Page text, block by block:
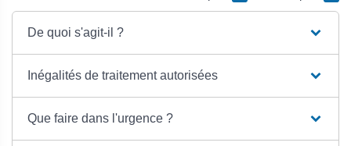
De quoi s'agit-il ?
Inégalités de traitement autorisées
Que faire dans l'urgence ?